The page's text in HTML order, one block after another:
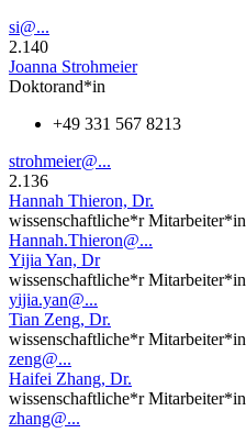
si@...
2.140
Joanna Strohmeier
Doktorand*in
+49 331 567 8213
strohmeier@...
2.136
Hannah Thieron, Dr.
wissenschaftliche*r Mitarbeiter*in
Hannah.Thieron@...
Yijia Yan, Dr
wissenschaftliche*r Mitarbeiter*in
yijia.yan@...
Tian Zeng, Dr.
wissenschaftliche*r Mitarbeiter*in
zeng@...
Haifei Zhang, Dr.
wissenschaftliche*r Mitarbeiter*in
zhang@...